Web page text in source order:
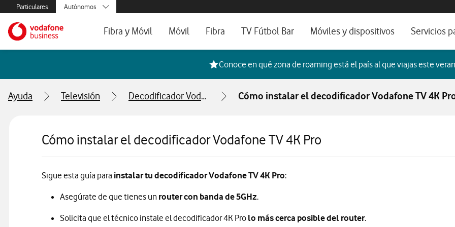
Menús secundarios. Enlace a particulares, empresas y autónomos, ayuda e idioma
Particulares
Menus de segmentación para empresas y autónomos
Autónomos
y AA.PP.
Ir a la pagina principal de vodafone.esFibra y Móvil
Configura tu tarifa
Mi Negocio Pro
Móvil
Tarifas de Móvil
Líneas adicionales
Fibra
Tarifas de Fibra óptica
Cobertura de Fibra
Teléfono fijo
TV Fútbol Bar Móviles y dispositivos
Catálogo de móviles
Ordenadores
Ver todos
Servicios
Servicios
Por ser
Blog
Conoce en qué zona de roaming está el país al que viajas este
Ayuda Televisión Decodificador Vodafone TV 4K Pro Cómo instalar el decodificador Vodafone TV 4K
Cómo instalar el decodificador Vodafone TV 4K Pro
Sigue esta guía para instalar tu decodificador Vodafone TV 4K Pro:
Asegúrate de que tienes un router con banda de 5GHz.
Solicita que el técnico instale el decodificador 4K Pro lo más cerca posible del router.